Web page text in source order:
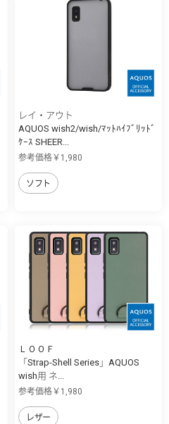
レイ・アウト
AQUOS wish2/wish/ﾏｯﾄﾊｲﾌﾞﾘｯﾄﾞ
ｹｰｽ SHEER...
参考価格￥1,980
ソフト
ＬＯＯＦ
「Strap-Shell Series」AQUOS
wish用 ネ...
参考価格￥1,980
レザー